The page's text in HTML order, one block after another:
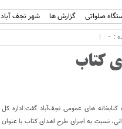
صلواتی گزارش ها شهر نجف آباد
:
-
کتاب
های عمومی نجف‌آباد گفت:اداره کل
نسبت به اجرای طرح اهدای کتاب با عنوان